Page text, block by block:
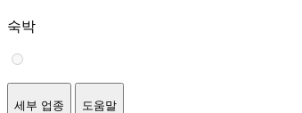
숙박
세부 업종 도움말